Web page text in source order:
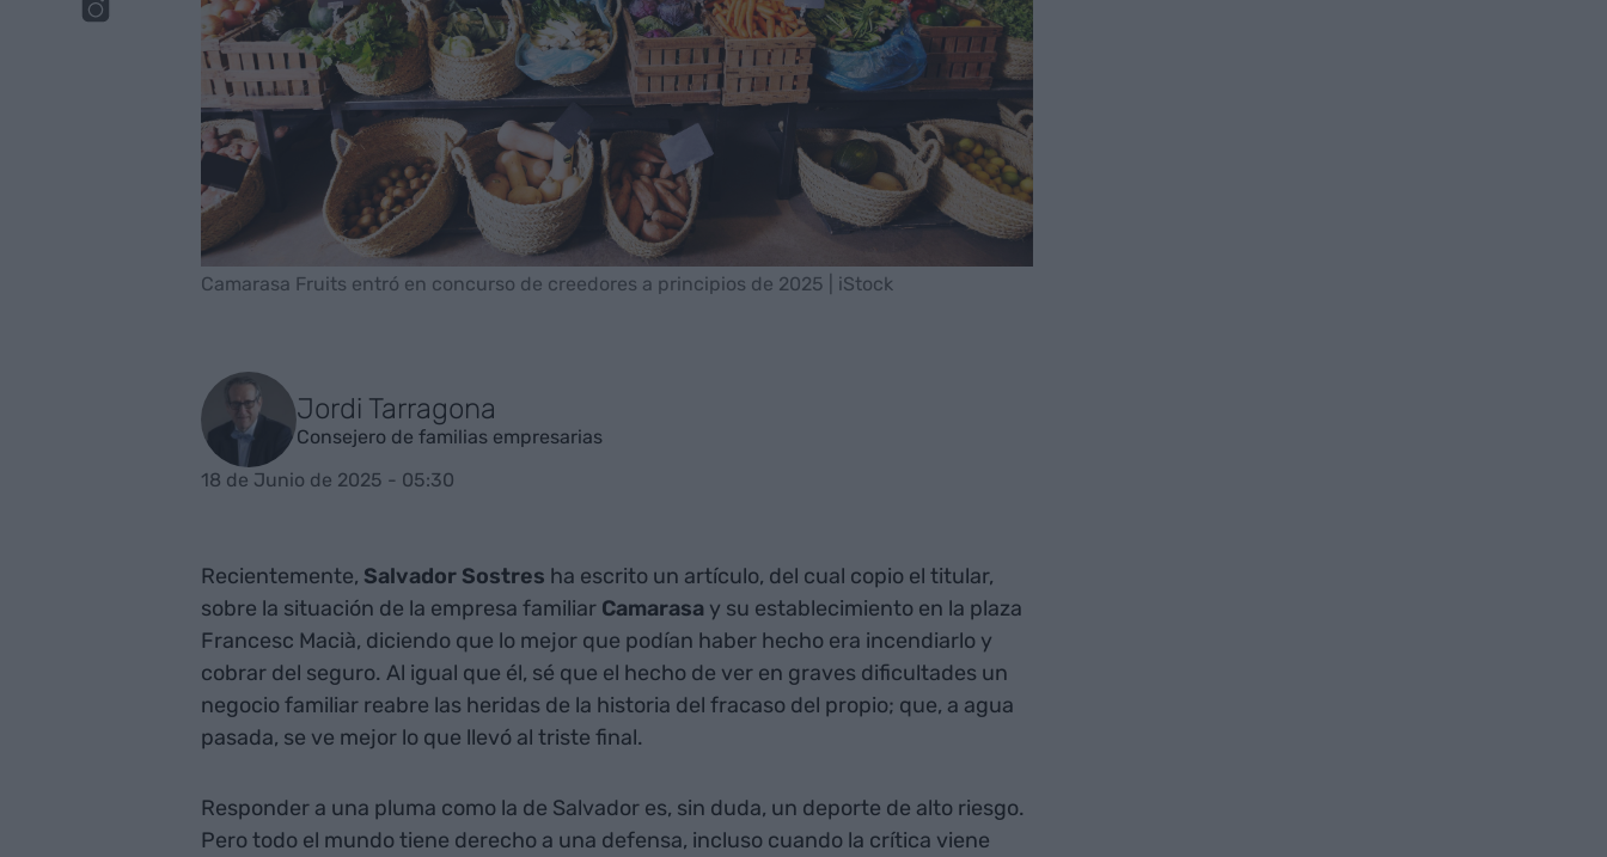
Camarasa Fruits entró en concurso de creedores a principios de 2025 | iStock
Jordi Tarragona
Consejero de familias empresarias
18 de Junio de 2025 - 05:30
Recientemente, Salvador Sostres ha escrito un artículo, del cual copio el titular,
sobre la situación de la empresa familiar Camarasay su establecimiento en la plaza
Francesc Macià, diciendo que lo mejor que podían haber hecho era incendiarlo y
cobrar del seguro. Al igual que él, sé que el hecho de ver en graves dificultades un
negocio familiar reabre las heridas de la historia del fracaso del propio; que, a agua
pasada, se ve mejor lo que llevó al triste final.
Responder a una pluma como la de Salvador es, sin duda, un deporte de alto riesgo.
Pero todo el mundo tiene derecho a una defensa, incluso cuando la crítica viene